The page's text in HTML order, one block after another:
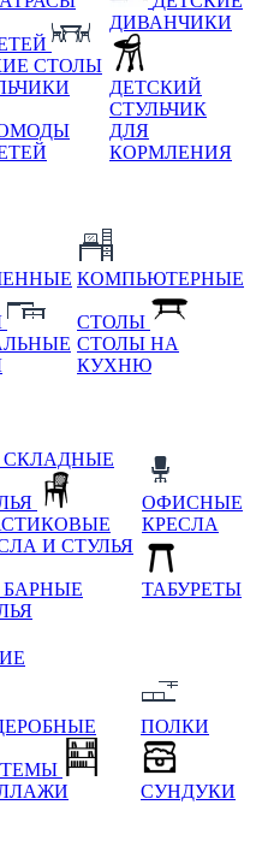
СТОЛЫ
ДИВАНЧИКИ
ДЕТСКИЙ
СТУЛЬЧИК
ДЛЯ
КОРМЛЕНИЯ
КОМПЬЮТЕРНЫЕ
СТОЛЫ
СТОЛЫ НА
КУХНЮ
СКЛАДНЫЕ
И СТУЛЬЯ
БАРНЫЕ
ОФИСНЫЕ
КРЕСЛА
ТАБУРЕТЫ
ПОЛКИ
СУНДУКИ